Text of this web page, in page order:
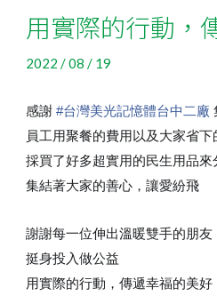
用實際的行動，
2022 / 08 / 19
感謝 #台灣美光記憶體台中二廠
員工用聚餐的費用以及大家省下
採買了好多超實用的民生用品來
集結著大家的善心，讓愛紛飛
謝謝每一位伸出溫暖雙手的朋友
挺身投入做公益
用實際的行動，傳遞幸福的美好